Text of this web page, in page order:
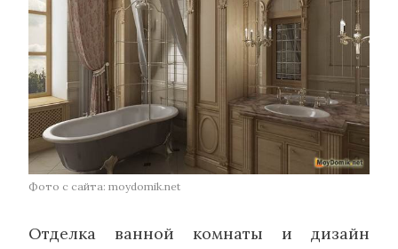
Фото с сайта: moydomik.net
Отделка ванной комнаты и дизайн